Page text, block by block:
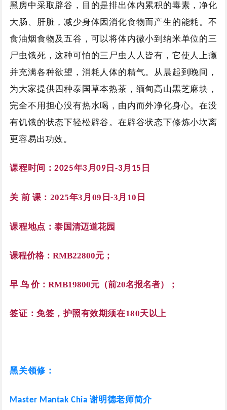
黑房中采取辟谷，目的是排出体内累积的毒素，净化
大肠、肝脏，减少身体因消化食物而产生的能耗。不
食油烟食物及五谷，可以将体内微小到纳米单位的三
尸虫饿死，这种可怕的三尸虫人人皆有，它使人上瘾
并充满各种欲望，消耗人体的精气。从晨起到晚间，
为大家提供四种泰国草本热茶，缅甸高山黑芝麻块，
完全不用担心没有热水喝，由内而外净化身心。在没
有饥饿的状态下轻松辟谷。在辟谷状态下修炼小坎离
更容易出功效。
课程时间：2025年3月09 日 -3月 15 日
关 前 课：2025年3月09日-3月10日
课程地点：泰国清迈道花园
课程价格：RMB22800元；
早 鸟 价：RMB19800元（前20名报名者）；
签证：免签，护照有效期须在180天以上
黑关领修：
Master Mantak Chia 谢明德老师简介